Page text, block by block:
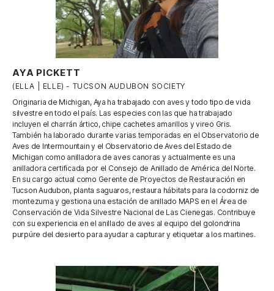
AYA PICKETT
(ELLA | ELLE) - TUCSON AUDUBON SOCIETY
Originaria de Michigan, Aya ha trabajado con aves y todo tipo de vida
silvestre en todo el país. Las especies con las que ha trabajado
incluyen el charrán ártico, chipe cachetes amarillos y vireo Gris.
También ha laborado durante varias temporadas en el Observatorio de
Aves de Intermountain y el Observatorio de Aves del Estado de
Michigan como anilladora de aves canoras y actualmente es una
anilladora certificada por el Consejo de Anillado de América del Norte.
En su cargo actual como Gerente de Proyectos de Restauración en
Tucson Audubon, planta saguaros, restaura hábitats para la codorniz de
montezuma y gestiona una estación de anillado MAPS en el Área de
Conservación de Vida Silvestre Nacional de Las Cienegas. Contribuye
con su experiencia en el anillado de aves al equipo del golondrina
purpúre del desierto para ayudar a capturar y etiquetar a los martines.